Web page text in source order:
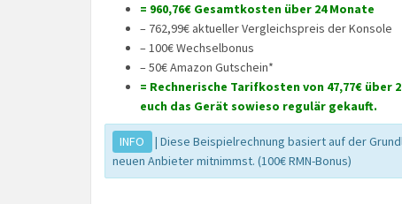
= 960,76€ Gesamtkosten über 24 Monate
– 762,99€ aktueller Vergleichspreis der Konsole
– 100€ Wechselbonus
– 50€ Amazon Gutschein*
= Rechnerische Tarifkosten von 47,77€
euch das Gerät sowieso regulär gekauft.
INFO
| Diese Beispielrechnung basiert auf der
neuen Anbieter mitnimmst. (100€ RMN-Bonus)